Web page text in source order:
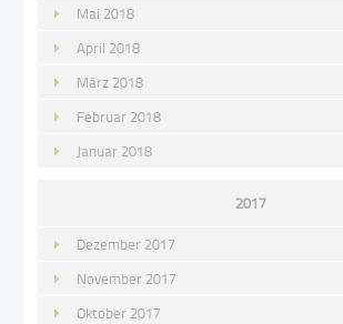
Mai 2018
April 2018
März 2018
Februar 2018
Januar 2018
2017
Dezember 2017
November 2017
Oktober 2017